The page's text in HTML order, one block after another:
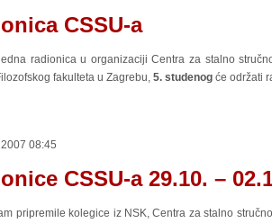
CSSU-a
radionica u organizaciji Centra za stalno
fakulteta u Zagrebu, 5. studenog će održati
08:45
CSSU-a 29.10. –
pripremile kolegice iz NSK, Centra za stalno